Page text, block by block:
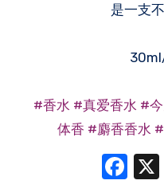
是一支
#香水 #真爱香水 #
体香 #麝香香水